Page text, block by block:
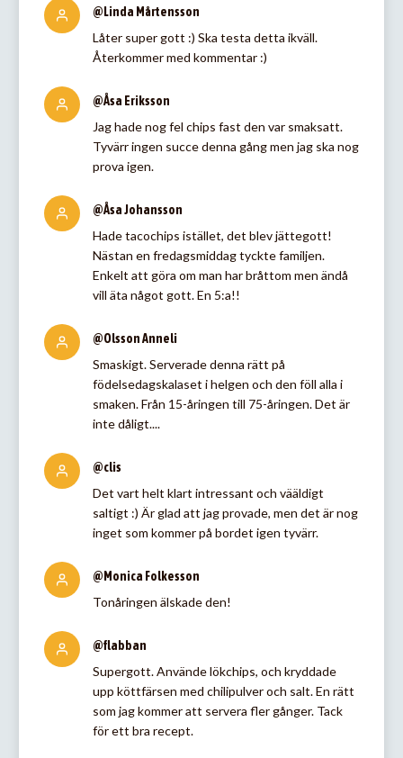
@Linda Mårtensson
Låter super gott :) Ska testa detta ikväll.
Återkommer med kommentar :)
@Åsa Eriksson
Jag hade nog fel chips fast den var smaksatt.
Tyvärr ingen succe denna gång men jag ska nog
prova igen.
@Åsa Johansson
Hade tacochips istället, det blev jättegott!
Nästan en fredagsmiddag tyckte familjen.
Enkelt att göra om man har bråttom men ändå
vill äta något gott. En 5:a!!
@Olsson Anneli
Smaskigt. Serverade denna rätt på
födelsedagskalaset i helgen och den föll alla i
smaken. Från 15-åringen till 75-åringen. Det är
inte dåligt....
@clis
Det vart helt klart intressant och vääldigt
saltigt :) Är glad att jag provade, men det är nog
inget som kommer på bordet igen tyvärr.
@Monica Folkesson
Tonåringen älskade den!
@flabban
Supergott. Använde lökchips, och kryddade
upp köttfärsen med chilipulver och salt. En rätt
som jag kommer att servera fler gånger. Tack
för ett bra recept.